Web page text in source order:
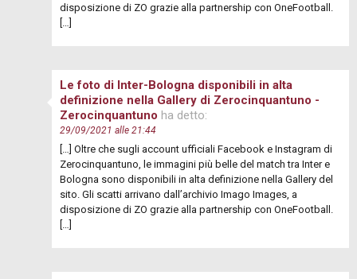
disposizione di ZO grazie alla partnership con OneFootball.
Le foto di Inter-Bologna disponibili in alta
definizione nella Gallery di Zerocinquantuno -
Zerocinquantuno ha detto:
29/09/2021 alle 21:44
[…] Oltre che sugli account ufficiali Facebook e Instagram di
Zerocinquantuno, le immagini più belle del match tra Inter e
Bologna sono disponibili in alta definizione nella Gallery del
sito. Gli scatti arrivano dall’archivio Imago Images, a
disposizione di ZO grazie alla partnership con OneFootball.